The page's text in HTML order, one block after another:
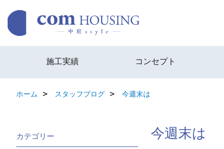
施工実績 コンセプト
ホーム スタッフブログ 今週末は
今週末は
カテゴリー